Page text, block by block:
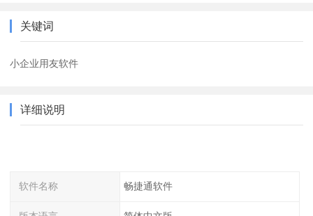
关键词
小企业用友软件
详细说明
软件名称 畅捷通软件